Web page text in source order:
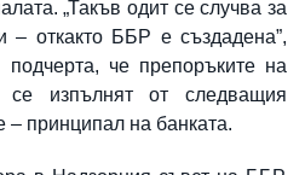
„Такъв одит се случва за
– откакто ББР е създадена”,
че препоръките на
изпълнят от следващия
– принципал на банката.